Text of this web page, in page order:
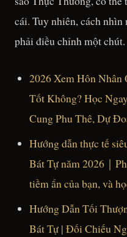
cái. Tuy nhiên, cách nhìn
phải điều chỉnh một chút.
2026 Xem Hôn Nhân
Tốt Không? Học
Cung Phu Thê, Dự
Hướng dẫn thực tế
Bát Tự năm 2026｜
tiềm ẩn của bạn, và
Hướng Dẫn Tối
Bát Tự | Đối Chiếu